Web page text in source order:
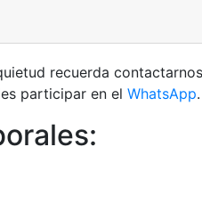
recuerda
participar en el WhatsApp